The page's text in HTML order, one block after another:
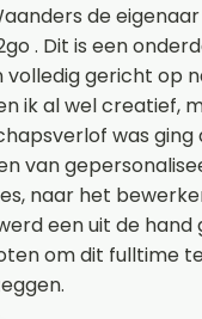
de
. Dit is een
volledig gericht op
ik al wel creatief,
was ging
van
naar het
een uit de
om dit fulltime